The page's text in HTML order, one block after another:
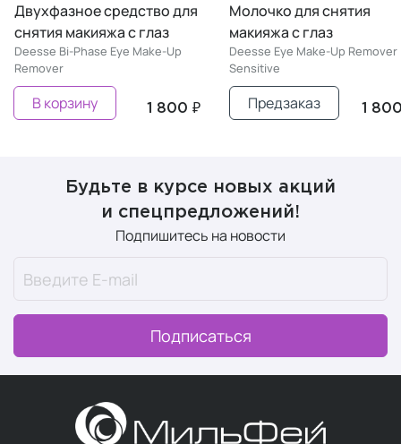
Двухфазное средство для
снятия макияжа с глаз
Deesse Bi-Phase Eye Make-Up
Remover
1 800 ₽
В корзину
Молочко для снятия
макияжа с глаз
Deesse Eye Make-Up Remover
Sensitive
1
Предзаказ
Будьте в курсе новых акций
и спецпредложений!
Подпишитесь на новости
Подписаться